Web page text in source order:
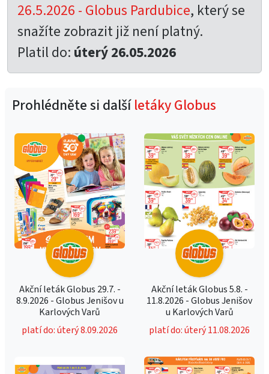
26.5.2026 - Globus Pardubice, který se
snažíte zobrazit již není platný.
Platil do: úterý 26.05.2026
Prohlédněte si dalšíletáky Globus
Akční leták Globus 29.7. -
8.9.2026 - Globus Jenišov u
Karlových Varů
platí do: úterý 8.09.2026
Akční leták Globus 5.8. -
11.8.2026 - Globus Jenišov
u Karlových Varů
platí do: úterý 11.08.2026